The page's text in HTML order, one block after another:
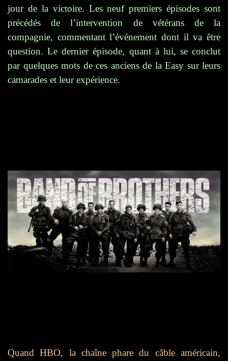
jour de la victoire. Les neuf premiers épisodes sont
précédés de l’intervention de vétérans de la
compagnie, commentant l’événement dont il va être
question. Le dernier épisode, quant à lui, se conclut
par quelques mots de ces anciens de la Easy sur leurs
camarades et leur expérience.
Quand HBO, la chaîne phare du câble américain,